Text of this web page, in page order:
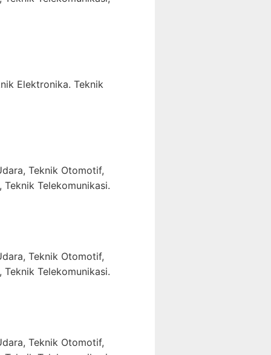
Elektronika. Teknik
Teknik Otomotif,
Telekomunikasi.
Teknik Otomotif,
Telekomunikasi.
Teknik Otomotif,